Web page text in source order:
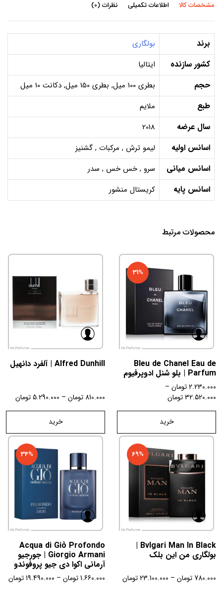
مشخصات کالا اطلاعات تکمیلی نظرات (0)
برند بولگاری
کشور سازنده ایتالیا
حجم بطری 100 میل, بطری 150 میل, دکانت 10 میل
طبع ملایم
سال عرضه 2018
اسانس اولیه لیمو ترش , مرکبات , گشنیز
اسانس میانی سرو , خس خس , سدر
اسانس پایه کریستال منشور
محصولات مرتبط
31%
Bleu de Chanel Eau de
Parfum | بلو شنل ادوپرفیوم
2.230.000تومان –
32.520.000تومان
خرید
Alfred Dunhill | آلفرد دانهیل
810.000 تومان –
5.290.000تومان
خرید
69%
Bvlgari Man In Black |
بولگاری من این بلک
780.000 تومان –
23.100.000تومان
34%
Acqua di Giò Profondo
Giorgio Armani | جورجیو
آرمانی اکوا دی جیو پروفوندو
1.660.000تومان –
19.490.000تومان